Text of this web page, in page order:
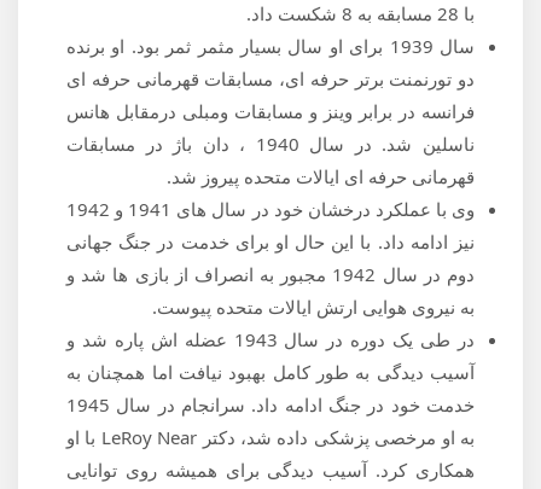
با 28 مسابقه به 8 شکست داد.
سال 1939 برای او سال بسیار مثمر ثمر بود. او برنده
دو تورنمنت برتر حرفه ای، مسابقات قهرمانی حرفه ای
فرانسه در برابر وینز و مسابقات ومبلی درمقابل هانس
ناسلین شد. در سال 1940 ، دان باژ در مسابقات
قهرمانی حرفه ای ایالات متحده پیروز شد.
وی با عملکرد درخشان خود در سال های 1941 و 1942
نیز ادامه داد. با این حال او برای خدمت در جنگ جهانی
دوم در سال 1942 مجبور به انصراف از بازی ها شد و
به نیروی هوایی ارتش ایالات متحده پیوست.
در طی یک دوره در سال 1943 عضله اش پاره شد و
آسیب دیدگی به طور کامل بهبود نیافت اما همچنان به
خدمت خود در جنگ ادامه داد. سرانجام در سال 1945
به او مرخصی پزشکی داده شد، دکتر LeRoy Near با او
همکاری کرد. آسیب دیدگی برای همیشه روی توانایی